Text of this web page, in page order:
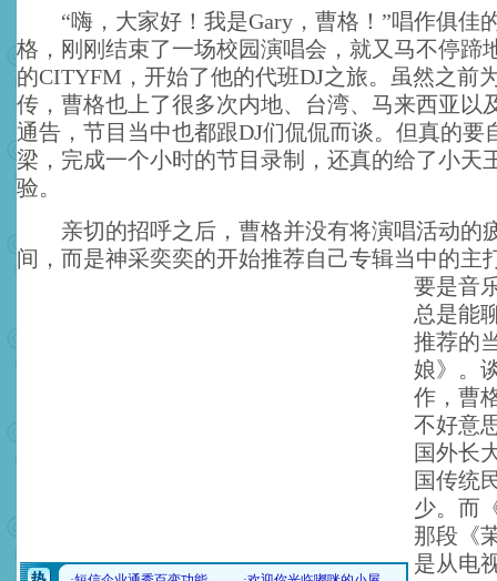
“嗨，大家好！我是Gary，曹格！”唱作俱佳
格，刚刚结束了一场校园演唱会，就又马不停蹄
的CITYFM，开始了他的代班DJ之旅。虽然之前
传，曹格也上了很多次内地、台湾、马来西亚以
通告，节目当中也都跟DJ们侃侃而谈。但真的要
梁，完成一个小时的节目录制，还真的给了小天
验。
亲切的招呼之后，曹格并没有将演唱活动的
间，而是神采奕奕的开始推荐自己专辑当中的主
要是音
总是能
推荐的
娘》。
作，曹
不好意
国外长
国传统
少。而
那段《
是从电